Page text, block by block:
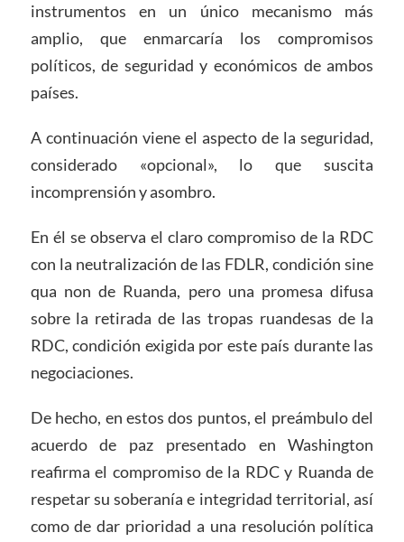
instrumentos en un único mecanismo más
amplio, que enmarcaría los compromisos
políticos, de seguridad y económicos de ambos
países.
A continuación viene el aspecto de la seguridad,
considerado «opcional», lo que suscita
incomprensión y asombro.
En él se observa el claro compromiso de la RDC
con la neutralización de las FDLR, condición sine
qua non de Ruanda, pero una promesa difusa
sobre la retirada de las tropas ruandesas de la
RDC, condición exigida por este país durante las
negociaciones.
De hecho, en estos dos puntos, el preámbulo del
acuerdo de paz presentado en Washington
reafirma el compromiso de la RDC y Ruanda de
respetar su soberanía e integridad territorial, así
como de dar prioridad a una resolución política